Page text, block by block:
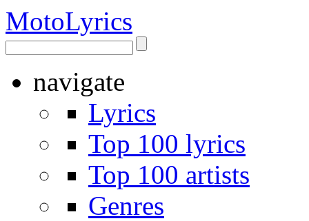
MotoLyrics
navigate
Lyrics
Top 100 lyrics
Top 100 artists
Genres